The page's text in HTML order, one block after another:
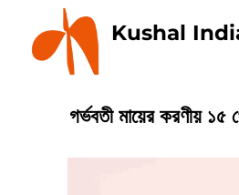
Kushal
গর্ভবতী মায়ের করণীয়